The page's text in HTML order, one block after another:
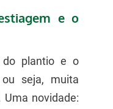
e o
do plantio e o
seja, muita
novidade: